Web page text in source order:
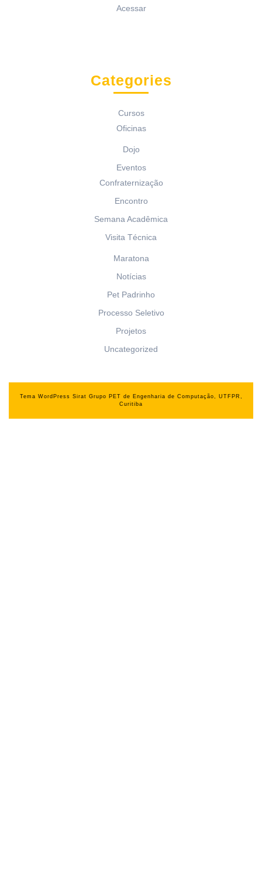
Acessar
Categories
Cursos
Oficinas
Dojo
Eventos
Confraternização
Encontro
Semana Acadêmica
Visita Técnica
Maratona
Notícias
Pet Padrinho
Processo Seletivo
Projetos
Uncategorized
Tema WordPress Sirat Grupo PET de Engenharia de Computação, UTFPR,
Curitiba